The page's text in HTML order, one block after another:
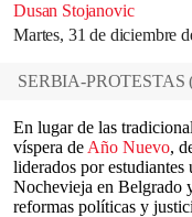
Dusan Stojanovic
Martes, 31 de diciembre
SERBIA-PROTESTAS
En lugar de las
víspera de Año Nuevo,
liderados por
Nochevieja en Belgrado
reformas políticas y